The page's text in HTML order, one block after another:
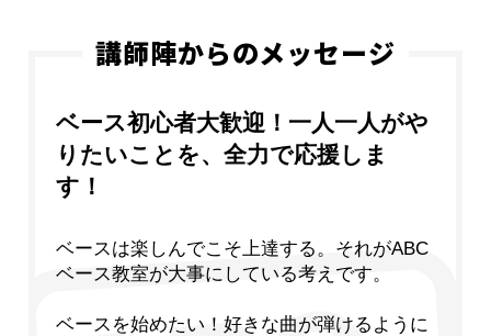
講師陣からのメッセージ
ベース初心者大歓迎！一人一人がや
りたいことを、全力で応援しま
す！
ベースは楽しんでこそ上達する。それがABC
ベース教室が大事にしている考えです。
ベースを始めたい！好きな曲が弾けるように